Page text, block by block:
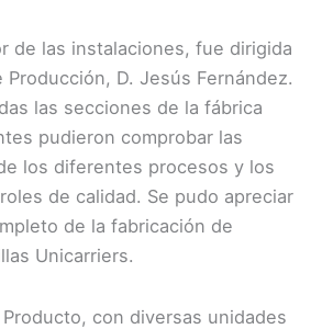
de las instalaciones, fue dirigida
D. Jesús Fernández.
las secciones de la fábrica
pudieron comprobar las
los diferentes procesos y los
de calidad. Se pudo apreciar
de la fabricación de
Unicarriers.
con diversas unidades